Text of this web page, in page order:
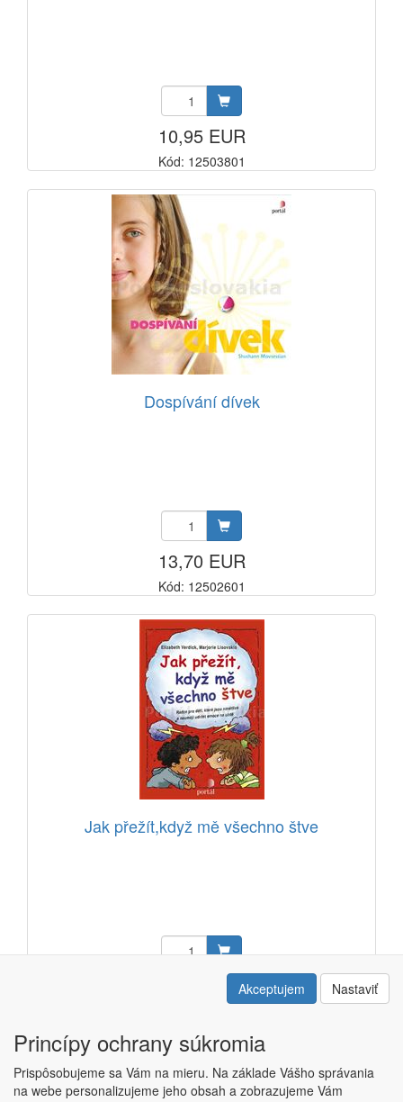
10,95 EUR
Kód: 12503801
Dospívání dívek
13,70 EUR
Kód: 12502601
Jak přežít,když mě všechno štve
10,95 EURAkceptujem Nastaviť
Princípy ochrany súkromia
Prispôsobujeme sa Vám na mieru. Na základe Vášho správania
na webe personalizujeme jeho obsah a zobrazujeme Vám